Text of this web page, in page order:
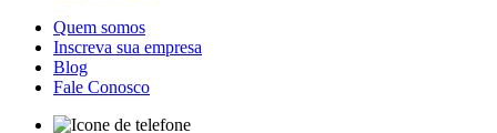
Quem somos
Inscreva sua empresa
Blog
Fale Conosco